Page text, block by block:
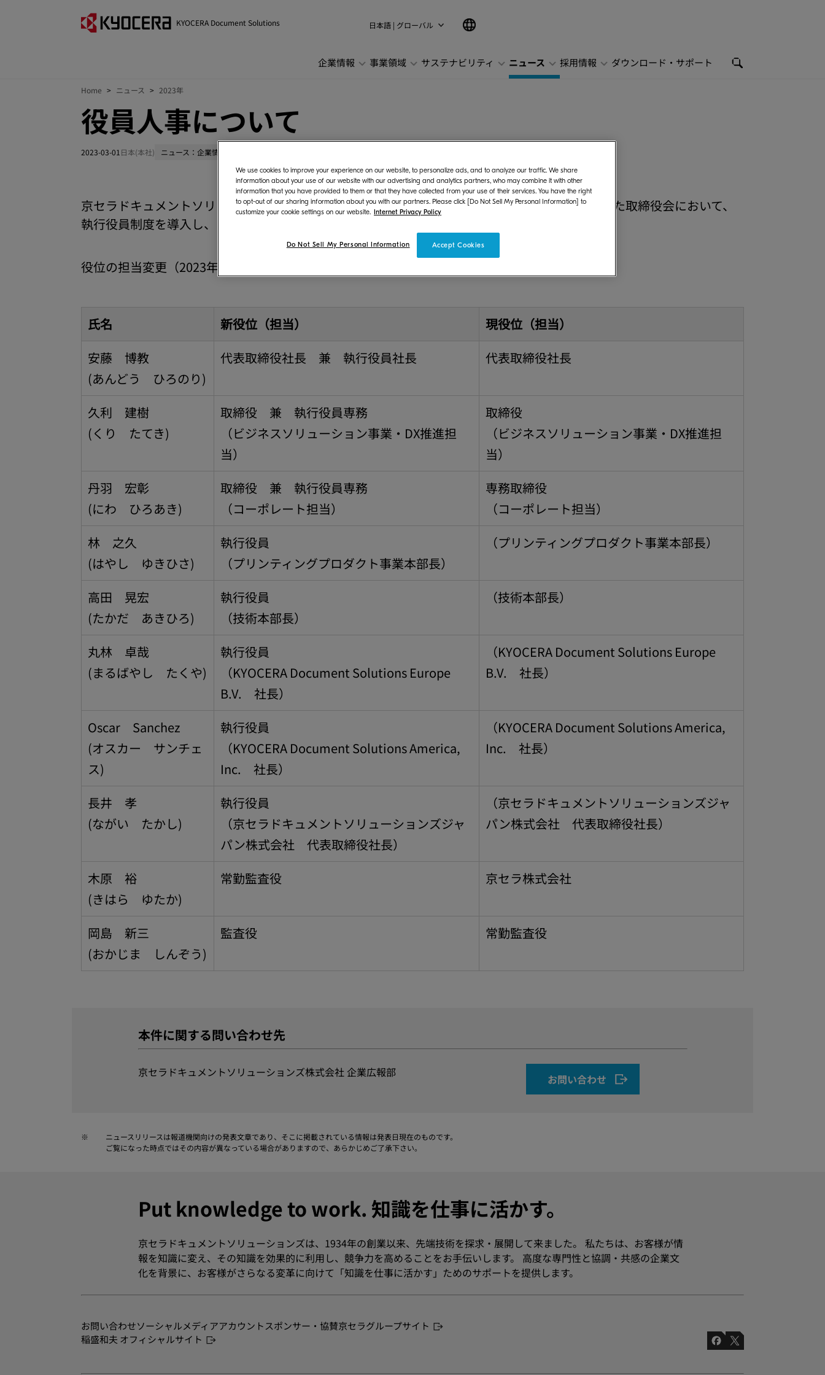
KYOCERA Document Solutions 日本語 | グローバル
企業情報 事業領域 サステナビリティ ニュース 採用情報 ダウンロード・サポート
Home ニュース 2023年
役員人事について
2023-03-01 日本(本社) ニュース：企業情報
京セラドキュメントソリューションズ株式会社（社長:安藤 博教）は、2023年2月24日に開催された取締役会において、
執行役員制度を導入し、あわせて役位の変更について決議されたことをお知らせいたします。
役位の担当変更（2023年4月1日付）
氏名 新役位（担当）
現役位（担当）
安藤 博教
(あんどう ひろのり)
代表取締役社長 兼 執行役員社長 代表取締役社長
久利 建樹
(くり たてき)
取締役 兼 執行役員専務
（ビジネスソリューション事業・DX推進担
当）
取締役
（ビジネスソリューション事業・DX推進担
当）
丹羽 宏彰
(にわ ひろあき)
取締役 兼 執行役員専務
（コーポレート担当）
専務取締役
（コーポレート担当）
林 之久
(はやし ゆきひさ)
執行役員
（プリンティングプロダクト事業本部長）
（プリンティングプロダクト事業本部長）
高田 晃宏
(たかだ あきひろ)
執行役員
（技術本部長）
（技術本部長）
丸林 卓哉
(まるばやし たくや)
執行役員
（KYOCERA Document Solutions Europe
B.V. 社長）
（KYOCERA Document Solutions Europe
B.V. 社長）
Oscar Sanchez
(オスカー サンチェ
ス)
執行役員
（KYOCERA Document Solutions America,
Inc. 社長）
（KYOCERA Document Solutions America,
Inc. 社長）
長井 孝
(ながい たかし)
執行役員
（京セラドキュメントソリューションズジャ
パン株式会社 代表取締役社長）
（京セラドキュメントソリューションズジャ
パン株式会社 代表取締役社長）
木原 裕
(きはら ゆたか)
常勤監査役 京セラ株式会社
岡島 新三
(おかじま しんぞう)
監査役 常勤監査役
本件に関する問い合わせ先
京セラドキュメントソリューションズ株式会社 企業広報部 お問い合わせ
※
ニュースリリースは報道機関向けの発表文章であり、そこに掲載されている情報は発表日現在のものです。
ご覧になった時点ではその内容が異なっている場合がありますので、あらかじめご了承下さい。
Put knowledge to work. 知識を仕事に活かす。
京セラドキュメントソリューションズは、1934年の創業以来、先端技術を探求・展開して来ました。 私たちは、お客様が情
報を知識に変え、その知識を効果的に利用し、競争力を高めることをお手伝いします。 高度な専門性と協調・共感の企業文
化を背景に、お客様がさらなる変革に向けて「知識を仕事に活かす」ためのサポートを提供します。
お問い合わせソーシャルメディアアカウント スポンサー・協賛京セラグループサイト
稲盛和夫 オフィシャルサイト
We use cookies to improve your experience on our website, to personalize ads, and to analyze our traffic. We share
information about your use of our website with our advertising and analytics partners, who may combine it with other
information that you have provided to them or that they have collected from your use of their services. You have the right
to opt-out of our sharing information about you with our partners. Please click [Do Not Sell My Personal Information] to
customize your cookie settings on our website.
Internet Privacy Policy
Accept Cookies
Do Not Sell My Personal Information